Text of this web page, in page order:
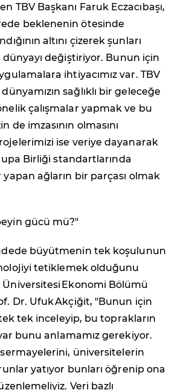
TBV Başkanı Faruk Eczacıbaşı,
beklenenin ötesinde
altını çizerek şunları
dünyayı değiştiriyor. Bunun için
ihtiyacımız var. TBV
sağlıklı bir geleceğe
çalışmalar yapmak ve bu
de imzasının olmasını
ise veriye dayanarak
Birliği standartlarında
yapan ağların bir parçası olmak
gücü mü?"
büyütmenin tek koşulunun
tetiklemek olduğunu
Ekonomi Bölümü
Dr. Ufuk Akçiğit, "Bunun için
tek inceleyip, bu toprakların
var bunu anlamamız gerekiyor.
üniversitelerin
yatıyor bunları öğrenip ona
Veri bazlı